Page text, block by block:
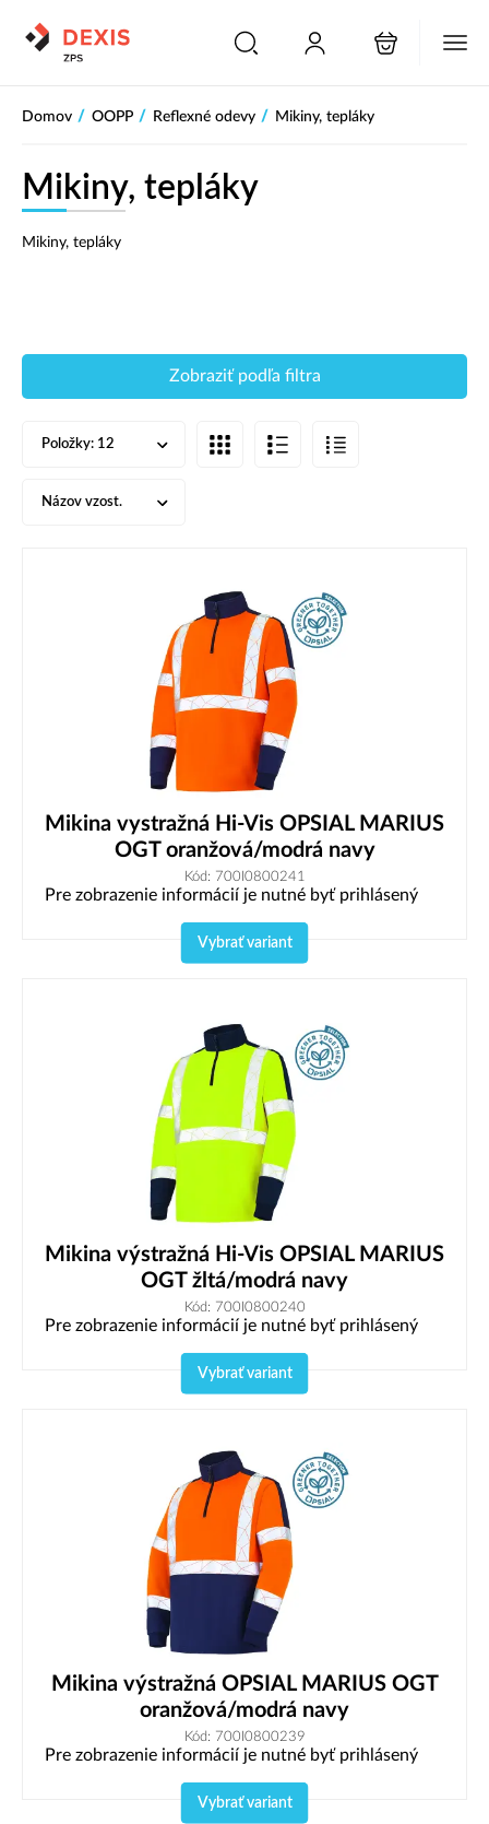
Domov / OOPP / Reflexné odevy / Mikiny, tepláky
Mikiny, tepláky
Mikiny, tepláky
Zobraziť podľa filtra
Položky: 12
Názov vzost.
Mikina vystražná Hi-Vis OPSIAL MARIUS
OGT oranžová/modrá navy
Kód: 700I0800241
Pre zobrazenie informácií je nutné byť prihlásený
Vybrať variant
Mikina výstražná Hi-Vis OPSIAL MARIUS
OGT žltá/modrá navy
Kód: 700I0800240
Pre zobrazenie informácií je nutné byť prihlásený
Vybrať variant
Mikina výstražná OPSIAL MARIUS OGT
oranžová/modrá navy
Kód: 700I0800239
Pre zobrazenie informácií je nutné byť prihlásený
Vybrať variant